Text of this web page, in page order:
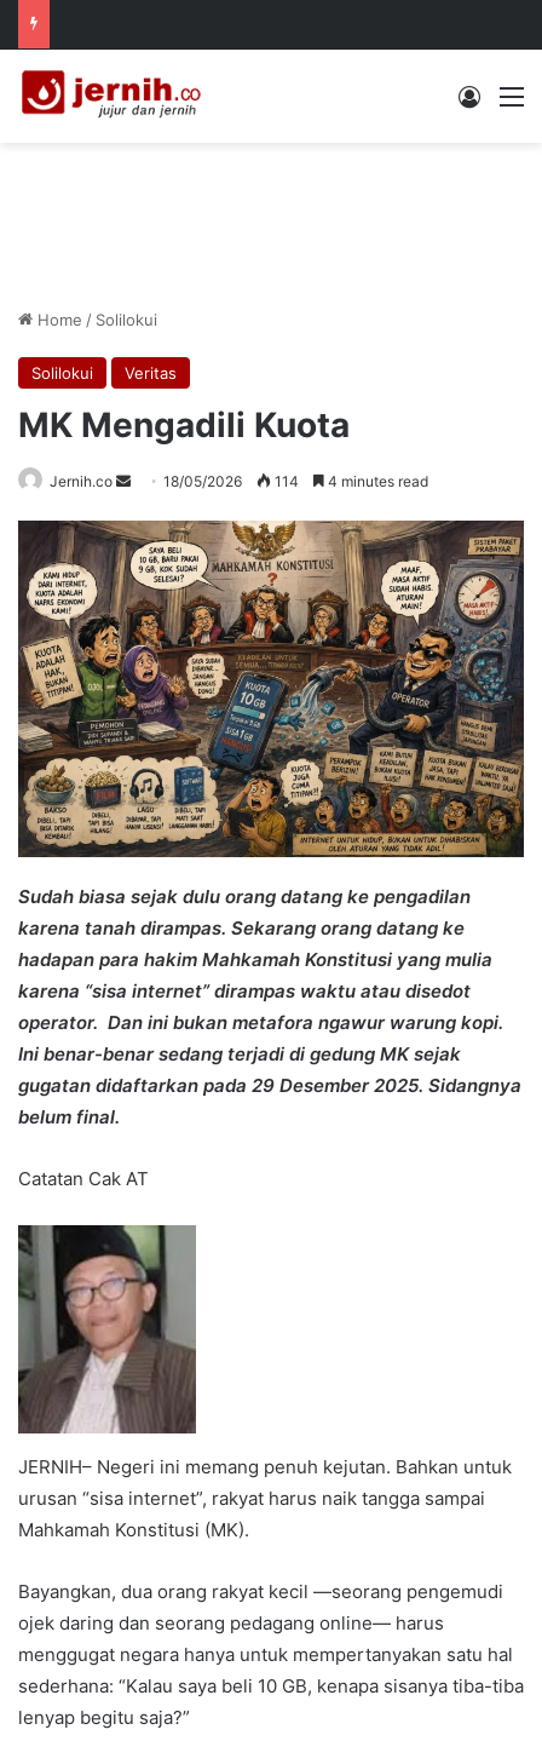
Log In
Home / Solilokui
Solilokui Veritas
MK Mengadili Kuota
Jernih.co
Send
email
18/05/2026 114 4 minutes read
Sudah biasa sejak dulu orang datang ke pengadilan
karena tanah dirampas. Sekarang orang datang ke
hadapan para hakim Mahkamah Konstitusi yang mulia
karena “sisa internet” dirampas waktu atau disedot
operator. Dan ini bukan metafora ngawur warung kopi.
Ini benar-benar sedang terjadi di gedung MK sejak
gugatan didaftarkan pada 29 Desember 2025. Sidangnya
belum final.
Catatan Cak AT
JERNIH– Negeri ini memang penuh kejutan. Bahkan untuk
urusan “sisa internet”, rakyat harus naik tangga sampai
Mahkamah Konstitusi (MK).
Bayangkan, dua orang rakyat kecil —seorang pengemudi
ojek daring dan seorang pedagang online— harus
menggugat negara hanya untuk mempertanyakan satu hal
sederhana: “Kalau saya beli 10 GB, kenapa sisanya tiba-tiba
lenyap begitu saja?”